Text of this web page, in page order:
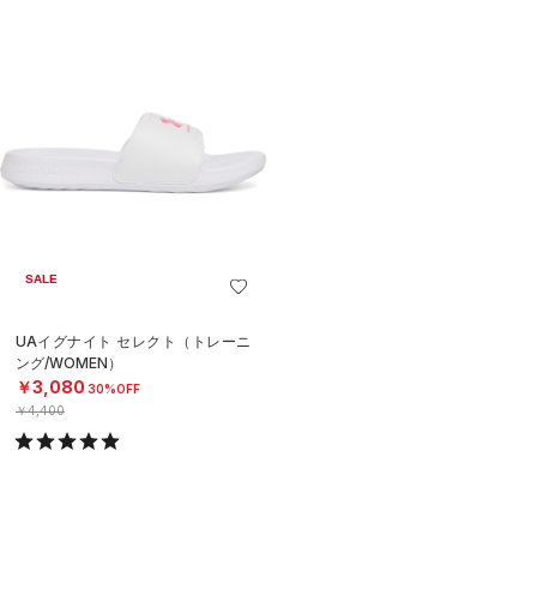
SALE
UAイグナイト セレクト（トレーニ
ング/WOMEN）
￥3,080 30%OFF
￥4,400